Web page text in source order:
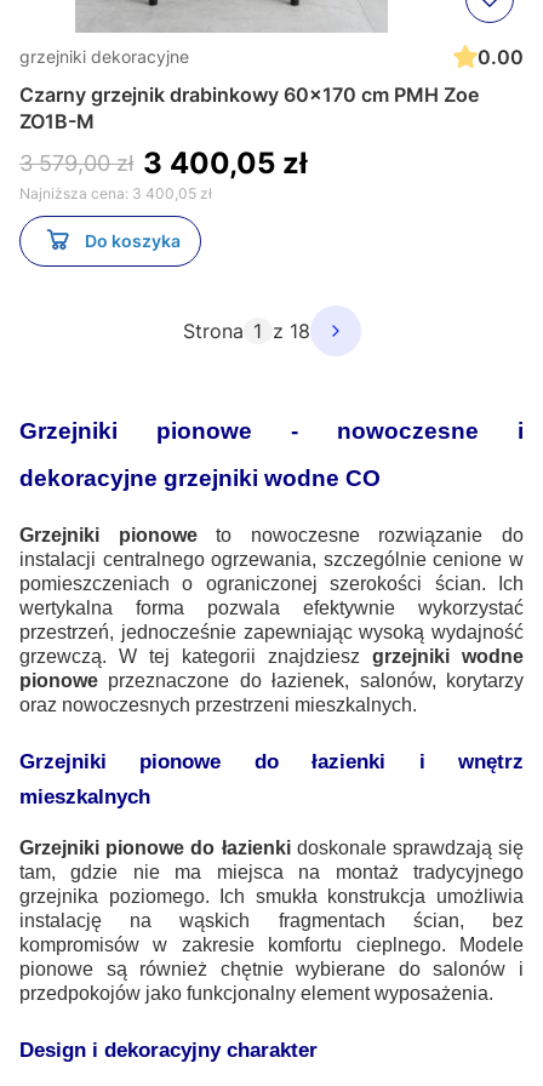
grzejniki dekoracyjne
0.00
Czarny grzejnik drabinkowy 60x170 cm PMH Zoe
ZO1B-M
3 579,00 zł 3 400,05 zł
Najniższa cena: 3 400,05 zł
Do koszyka
Strona z 18
Grzejniki pionowe - nowoczesne i
dekoracyjne grzejniki wodne CO
Grzejniki pionoweto nowoczesne rozwiązanie do
instalacji centralnego ogrzewania, szczególnie cenione w
pomieszczeniach o ograniczonej szerokości ścian. Ich
wertykalna forma pozwala efektywnie wykorzystać
przestrzeń, jednocześnie zapewniając wysoką wydajność
grzewczą. W tej kategorii znajdziesz grzejniki wodne
pionowe przeznaczone do łazienek, salonów, korytarzy
oraz nowoczesnych przestrzeni mieszkalnych.
Grzejniki pionowe do łazienki i wnętrz
mieszkalnych
Grzejniki pionowe do łazienkidoskonale sprawdzają się
tam, gdzie nie ma miejsca na montaż tradycyjnego
grzejnika poziomego. Ich smukła konstrukcja umożliwia
instalację na wąskich fragmentach ścian, bez
kompromisów w zakresie komfortu cieplnego. Modele
pionowe są również chętnie wybierane do salonów i
przedpokojów jako funkcjonalny element wyposażenia.
Design i dekoracyjny charakter